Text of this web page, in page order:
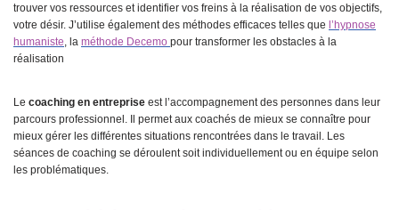
trouver vos ressources et identifier vos freins à la réalisation de vos objectifs,
votre désir. J’utilise également des méthodes efficaces telles que l’hypnose
humaniste, la méthode Decemo pour transformer les obstacles à la
réalisation
Le coaching en entreprise est l’accompagnement des personnes dans leur
parcours professionnel. Il permet aux coachés de mieux se connaître pour
mieux gérer les différentes situations rencontrées dans le travail. Les
séances de coaching se déroulent soit individuellement ou en équipe selon
les problématiques.